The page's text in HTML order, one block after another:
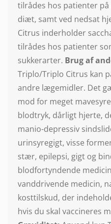
tilrådes hos patienter
diæt, samt ved nedsat
Citrus inderholder
tilrådes hos patienter
sukkerarter. Brug af
Triplo/Triplo Citrus kan
andre lægemidler. Det
mod for meget
blodtryk, dårligt hjerte,
manio-depressiv
urinsyregigt, visse
stær, epilepsi, gigt og
blodfortyndende
vanddrivende medicin,
kosttilskud, der
hvis du skal vaccineres